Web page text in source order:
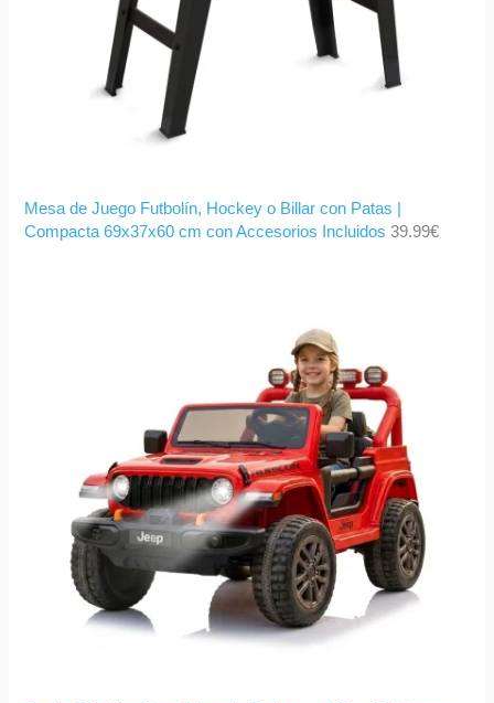
Mesa de Juego Futbolín, Hockey o Billar con Patas |
Compacta 69x37x60 cm con Accesorios Incluidos 39.99€